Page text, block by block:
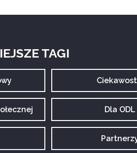
TAGI
Archiwum
tagu:
Archiwum
tagu:
Dla ODL
tagu: